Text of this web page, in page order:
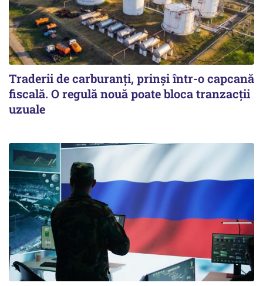
Traderii de carburanți, prinși într-o capcană
fiscală. O regulă nouă poate bloca tranzacții
uzuale